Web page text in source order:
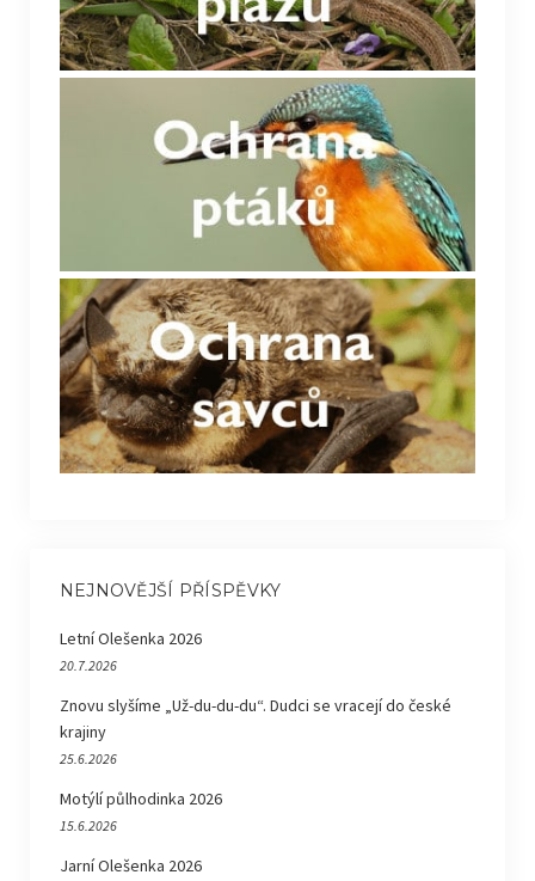
NEJNOVĚJŠÍ PŘÍSPĚVKY
Letní Olešenka 2026
20.7.2026
Znovu slyšíme „Už-du-du-du“. Dudci se vracejí do české
krajiny
25.6.2026
Motýlí půlhodinka 2026
15.6.2026
Jarní Olešenka 2026